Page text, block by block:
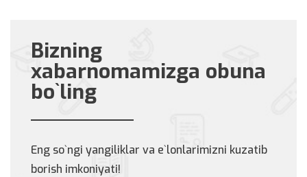
Bizning
xabarnomamizga obuna
bo`ling
Eng so`ngi yangiliklar va e`lonlarimizni kuzatib
borish imkoniyati!